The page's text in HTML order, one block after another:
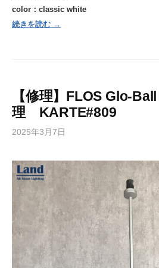
color：classic white
続きを読む →
【修理】FLOS Glo-
理 KARTE#809
2025年3月7日